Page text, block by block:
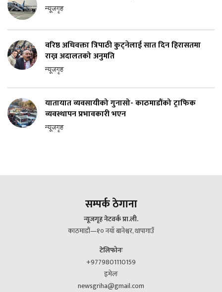
न्यूजगृह
वरिष्ठ अधिवक्ता त्रिपाठी कुट्नेलाई सात दिन हिरासतमा
राख्न अदालतको अनुमति
न्यूजगृह
यातायात व्यवसायीको गुनासो- काठमाडौंको ट्राफिक
व्यवस्थापन प्रभावकारी भएन
न्यूजगृह
सम्पर्क ठेगाना
न्यूजगृह नेटवर्क प्रा.ली.
काठमाडौं—१० नयाँ बानेश्वर, थापागाउँ
टेलिफोनः
+9779801110159
इमेलः
newsgriha@gmail.com